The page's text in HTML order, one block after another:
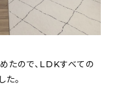
たので、LDKすべての
。